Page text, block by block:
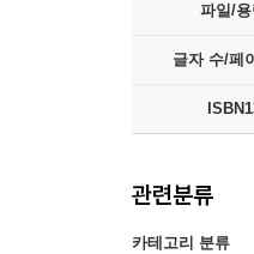
파일/
글자 수/페
관련분류
카테고리 분류